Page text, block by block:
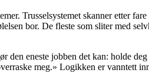
Trusselsystemet skanner etter
bor. De fleste som sliter med
den eneste jobben det kan: holde
meg.» Logikken er vanntett